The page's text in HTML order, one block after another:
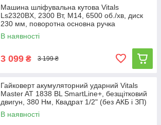
Машина шліфувальна кутова Vitals
Ls2320BX, 2300 Вт, М14, 6500 об./хв, диск
230 мм, поворотна основна ручка
В наявності
3 099 ₴ 3 199 ₴
Гайковерт акумуляторний ударний Vitals
Master AT 1838 BL SmartLine+, безщітковий
двигун, 380 Нм, Квадрат 1/2" (без АКБ і ЗП)
В наявності